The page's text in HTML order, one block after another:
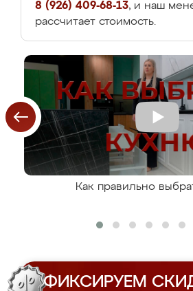
8 (926) 409-68-13, и наш
рассчитает стоимость.
Как правильно
ФИКСИРУЕМ